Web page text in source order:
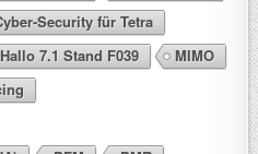
Security für Tetra
Hallo 7.1 Stand F039
MIMO